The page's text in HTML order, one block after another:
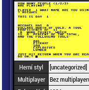
Herní styl
[uncategorized]
Multiplayer Bez